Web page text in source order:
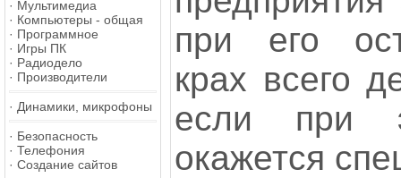
· Мультимедиа
· Компьютеры - общая
· Программное
· Игры ПК
· Радиодело
· Производители
· Динамики, микрофоны
· Безопасность
· Телефония
· Создание сайтов
при его
крах всего
если при
окажется